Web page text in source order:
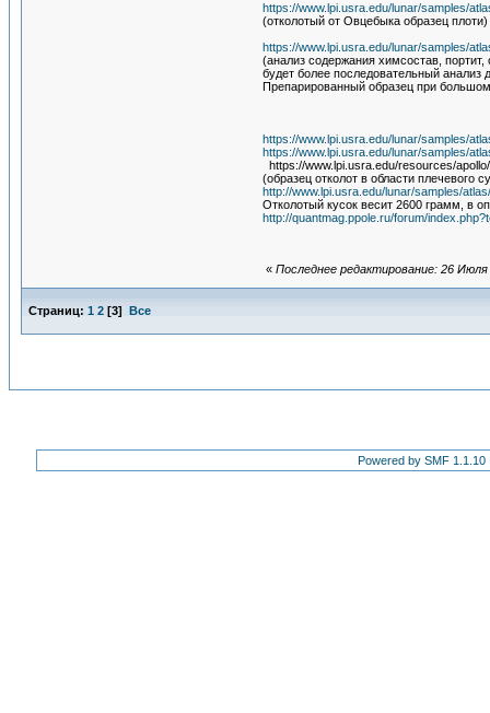
https://www.lpi.usra.edu/lunar/samples/
(отколотый от Овцебыка образец плоти)
https://www.lpi.usra.edu/lunar/samples/
(анализ содержания химсостав,
будет более последовательный анализ
Препарированный образец при
https://www.lpi.usra.edu/lunar/samples/
https://www.lpi.usra.edu/lunar/samples/
https://www.lpi.usra.edu/resources/
(образец отколот в области плечевого
http://www.lpi.usra.edu/lunar/samples/
Отколотый кусок весит 2600 грамм, в
http://quantmag.ppole.ru/forum/
« Последнее редактирование: 26
Страниц: 1 2 [3] Все
Powered by SMF 1.1.10